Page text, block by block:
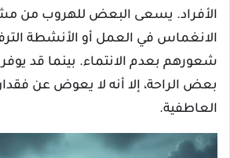
الأفراد. يسعى البعض للهروب من
الانغماس في العمل أو الأنشطة
شعورهم بعدم الانتماء. بينما قد يوفر
بعض الراحة، إلا أنه لا يعوض عن
العاطفية.